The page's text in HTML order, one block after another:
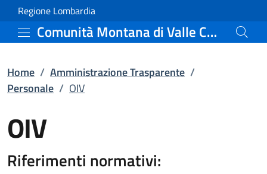
Vai al contenuto principale
OIV | Personale |
Regione Lombardia
Comunità Montana di Valle Camonica
Home / Amministrazione Trasparente /
Personale / OIV
OIV
Riferimenti normativi: